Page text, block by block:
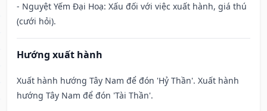
- Nguyệt Yếm Đại Hoạ: Xấu đối với việc xuất hành, giá thú
(cưới hỏi).
Hướng xuất hành
Xuất hành hướng Tây Nam để đón 'Hỷ Thần'. Xuất hành
hướng Tây Nam để đón 'Tài Thần'.